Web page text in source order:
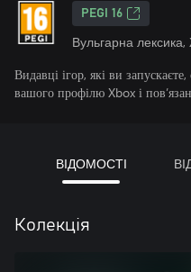
PEGI 16
Вульгарна
Видавці ігор, які ви
вашого профілю Xbox і
ВІДОМОСТІ
Колекція